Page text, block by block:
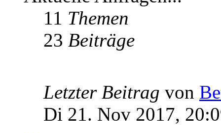
11 Themen
23 Beiträge
Letzter Beitrag von
Di 21. Nov 2017,